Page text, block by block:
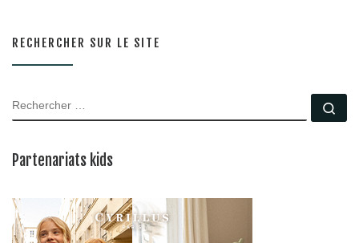
RECHERCHER SUR LE SITE
RECHERCHER
Partenariats kids